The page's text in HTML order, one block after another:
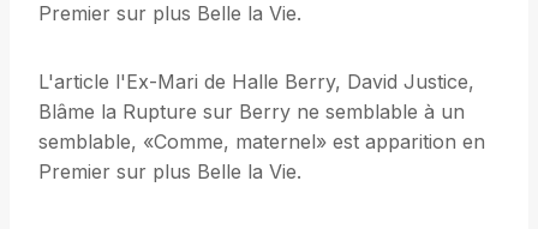
Premier sur plus Belle la Vie.
L'article l'Ex-Mari de Halle Berry, David Justice,
Blâme la Rupture sur Berry ne semblable à un
semblable, «Comme, maternel» est apparition en
Premier sur plus Belle la Vie.